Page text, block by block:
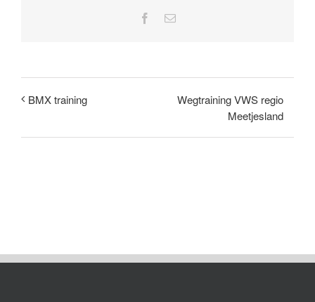
Facebook
E-
BMX training
Wegtraining VWS regio
Meetjesland